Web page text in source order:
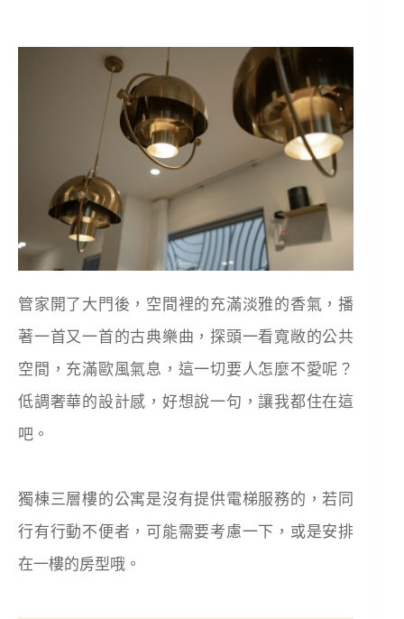
管家開了大門後，空間裡的充滿淡雅的香氣，播
著一首又一首的古典樂曲，探頭一看寬敞的公共
空間，充滿歐風氣息，這一切要人怎麼不愛呢？
低調奢華的設計感，好想說一句，讓我都住在這
吧。
獨棟三層樓的公寓是沒有提供電梯服務的，若同
行有行動不便者，可能需要考慮一下，或是安排
在一樓的房型哦。